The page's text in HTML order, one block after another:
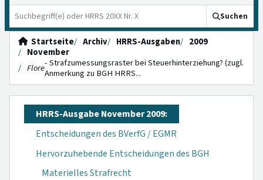
Suchen
Startseite Archiv HRRS-Ausgaben
2009
November
Flore- Strafzumessungsraster bei Steuerhinterziehung? (zugl.
Anmerkung zu BGH HRRS...
HRRS-Ausgabe November 2009:
Entscheidungen des BVerfG / EGMR
Hervorzuhebende Entscheidungen des BGH
Materielles Strafrecht